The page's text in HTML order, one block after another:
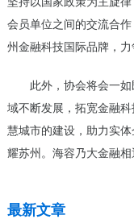
会员单位之间的交流合
州金融科技国际品牌，力
此外，协会将会一
域不断发展，拓宽金融
慧城市的建设，助力实体
耀苏州。海容乃大金融相
最新文章